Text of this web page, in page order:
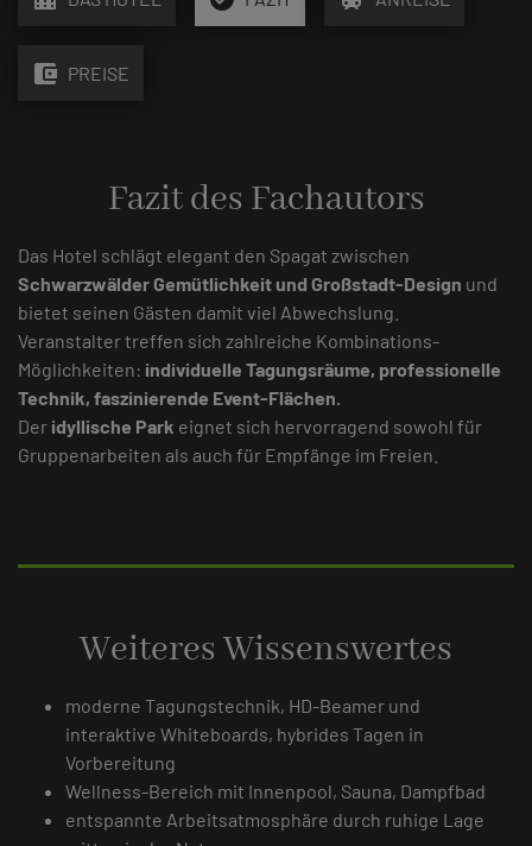
account_balance_wallet PREISE
Fazit des Fachautors
Das Hotel schlägt elegant den Spagat zwischen
Schwarzwälder Gemütlichkeit und Großstadt-Design und
bietet seinen Gästen damit viel Abwechslung.
Veranstalter treffen sich zahlreiche Kombinations-
Möglichkeiten: individuelle Tagungsräume, professionelle
Technik, faszinierende Event-Flächen.
Der idyllische Park eignet sich hervorragend sowohl für
Gruppenarbeiten als auch für Empfänge im Freien.
Weiteres Wissenswertes
moderne Tagungstechnik, HD-Beamer und
interaktive Whiteboards, hybrides Tagen in
Vorbereitung
Wellness-Bereich mit Innenpool, Sauna, Dampfbad
entspannte Arbeitsatmosphäre durch ruhige Lage